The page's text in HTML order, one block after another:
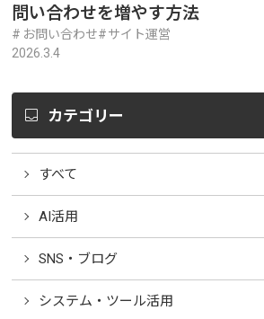
問い合わせを増やす方法
お問い合わせ
サイト運営
2026.3.4
カテゴリー
すべて
AI活用
SNS・ブログ
システム・ツール活用